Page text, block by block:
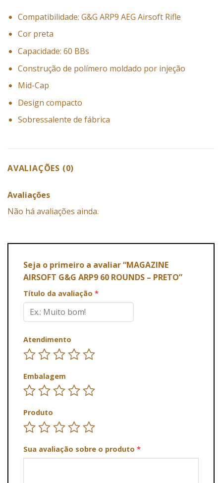
Compatibilidade: G&G ARP9 AEG Airsoft Rifle
Cor preta
Capacidade: 60 BBs
Construção de polímero moldado por injeção
Mid-Cap
Design compacto
Sobressalente de fábrica
AVALIAÇÕES (0)
Avaliações
Não há avaliações ainda.
Seja o primeiro a avaliar “MAGAZINE
AIRSOFT G&G ARP9 60 ROUNDS – PRETO”
Título da avaliação *
Atendimento
Embalagem
Produto
Sua avaliação sobre o produto *